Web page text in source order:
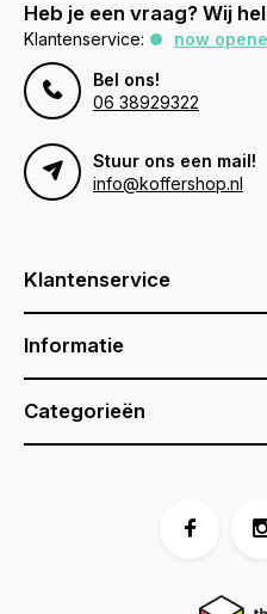
Voor 17:00 besteld, is
Heb je een vraag? Wij
Klantenservice:
now
Bel ons!
06 38929322
Stuur ons een mail!
info@koffershop.nl
Klantenservice
Informatie
Categorieën